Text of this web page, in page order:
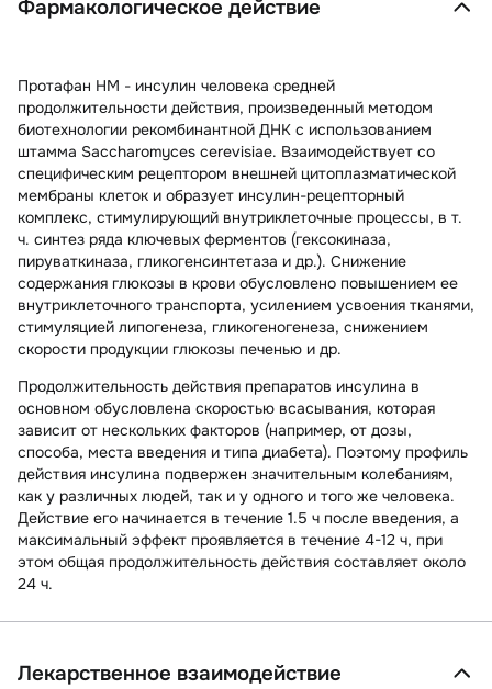
Фармакологическое действие
Протафан НМ - инсулин человека средней
продолжительности действия, произведенный методом
биотехнологии рекомбинантной ДНК с использованием
штамма Saccharomyces cerevisiae. Взаимодействует со
специфическим рецептором внешней цитоплазматической
мембраны клеток и образует инсулин-рецепторный
комплекс, стимулирующий внутриклеточные процессы, в т.
ч. синтез ряда ключевых ферментов (гексокиназа,
пируваткиназа, гликогенсинтетаза и др.). Снижение
содержания глюкозы в крови обусловлено повышением ее
внутриклеточного транспорта, усилением усвоения тканями,
стимуляцией липогенеза, гликогеногенеза, снижением
скорости продукции глюкозы печенью и др.
Продолжительность действия препаратов инсулина в
основном обусловлена скоростью всасывания, которая
зависит от нескольких факторов (например, от дозы,
способа, места введения и типа диабета). Поэтому профиль
действия инсулина подвержен значительным колебаниям,
как у различных людей, так и у одного и того же человека.
Действие его начинается в течение 1.5 ч после введения, а
максимальный эффект проявляется в течение 4-12 ч, при
этом общая продолжительность действия составляет около
24 ч.
Лекарственное взаимодействие